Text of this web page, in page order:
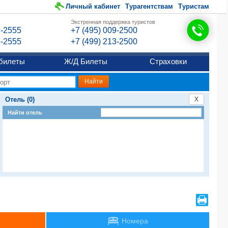
Личный кабинет Турагентствам Туристам
2555
2555
Экстренная поддержка туристов
+7 (495) 009-2500
+7 (499) 213-2500
Ж/Д Билеты Страховки
X
Отель (0)
Найти отель
Номера